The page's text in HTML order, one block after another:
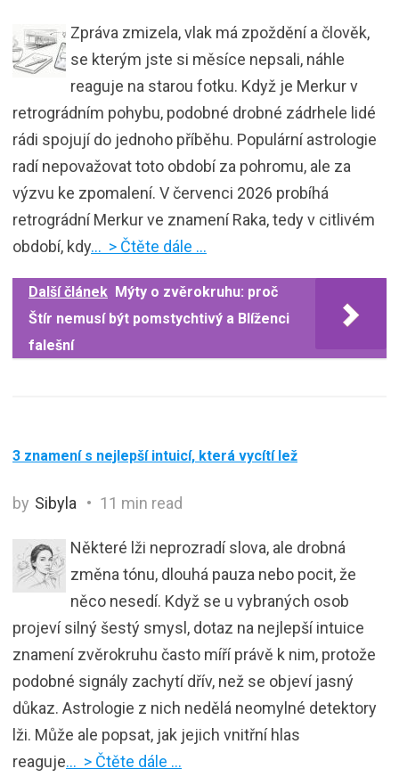
Zpráva zmizela, vlak má zpoždění a člověk,
se kterým jste si měsíce nepsali, náhle
reaguje na starou fotku. Když je Merkur v
retrográdním pohybu, podobné drobné zádrhele lidé
rádi spojují do jednoho příběhu. Populární astrologie
radí nepovažovat toto období za pohromu, ale za
výzvu ke zpomalení. V červenci 2026 probíhá
retrográdní Merkur ve znamení Raka, tedy v citlivém
období, kdy… > Čtěte dále …
Další článek Mýty o zvěrokruhu: proč
Štír nemusí být pomstychtivý a Blíženci
falešní
3 znamení s nejlepší intuicí, která vycítí lež
by Sibyla 11 min read
Některé lži neprozradí slova, ale drobná
změna tónu, dlouhá pauza nebo pocit, že
něco nesedí. Když se u vybraných osob
projeví silný šestý smysl, dotaz na nejlepší intuice
znamení zvěrokruhu často míří právě k nim, protože
podobné signály zachytí dřív, než se objeví jasný
důkaz. Astrologie z nich nedělá neomylné detektory
lži. Může ale popsat, jak jejich vnitřní hlas
reaguje… > Čtěte dále …